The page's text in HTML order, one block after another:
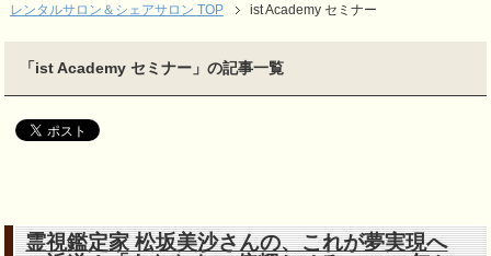
レンタルサロン＆シェアサロン TOP ist Academy セミナー
「ist Academy セミナー」の記事一覧
霊視鑑定家 松坂美沙さんの、これが夢実現へ